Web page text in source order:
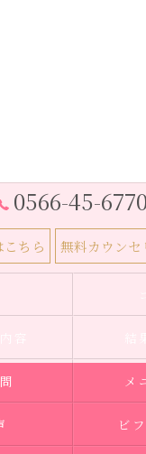
0566-45-
ちら 無料カウンセ
メ
ビ